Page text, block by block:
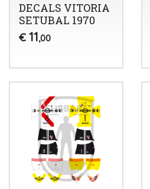
DECALS VITORIA
SETUBAL 1970
€ 11,00